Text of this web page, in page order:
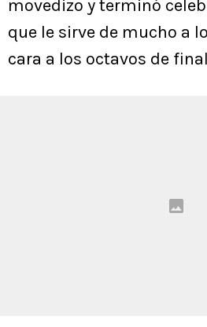
movedizo y terminó
que le sirve de mucho a
cara a los octavos de